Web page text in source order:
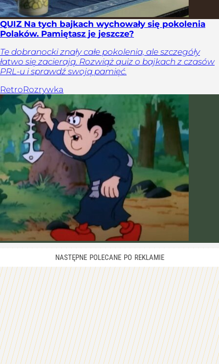
QUIZ Na tych bajkach wychowały się pokolenia
Polaków. Pamiętasz je jeszcze?
Te dobranocki znały całe pokolenia, ale szczegóły
łatwo się zacierają. Rozwiąż quiz o bajkach z czasów
PRL-u i sprawdź swoją pamięć.
RetroRozrywka